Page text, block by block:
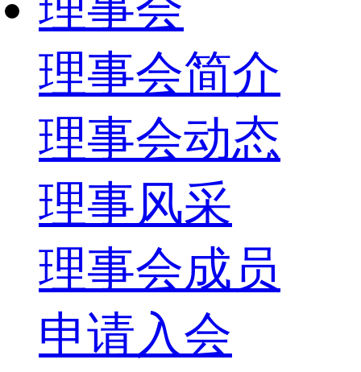
理事会简介
理事会动态
理事风采
理事会成员
申请入会